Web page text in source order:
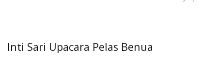
Inti Sari Upacara Pelas Benua